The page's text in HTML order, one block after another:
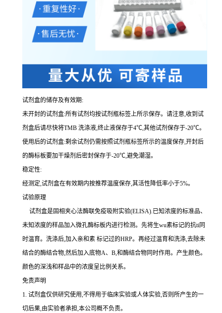
试剂盒的储存及有效期:
未开封的试剂盒:所有试剂均按试剂瓶标签上所示保存。请注意,收到试
剂盒后请尽快将TMB 洗涤液,终止液保存于4℃,其他试剂保存于-20℃。
使用后的试剂盒:剩余试剂仍需按照试剂瓶标签所示的温度保存,开封后
的酶标板要加干燥剂后密封保存于-20℃,避免潮湿。
稳定性:
经测定,试剂盒在有效期内按推荐温度保存,其活性降低率小于5%。
试验原理
试剂盒是固相夹心法酶联免疫吸附实验(ELISA).已知浓度的标准品、
未知浓度的样品加入微孔酶标板内进行检测。先将生wu素标记的抗ti 同
时温育。洗涤后,加入亲和素 标记过的HRP。再经过温育和洗涤,去除未
结合的酶结合物,然后加入底物A、B,和酶结合物同时作用。产生颜色。
颜色的深浅和样品中的浓度呈比例关系。
免责声明
1. 试剂盒仅供研究使用,不得用于临床实验或人体实验,否则所产生的一
切后果,由实验者承担,本公司概不负责。